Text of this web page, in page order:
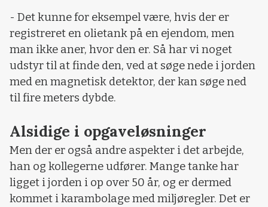
- Det kunne for eksempel være, hvis der er
registreret en olietank på en ejendom, men
man ikke aner, hvor den er. Så har vi noget
udstyr til at finde den, ved at søge nede i jorden
med en magnetisk detektor, der kan søge ned
til fire meters dybde.
Alsidige i opgaveløsninger
Men der er også andre aspekter i det arbejde,
han og kollegerne udfører. Mange tanke har
ligget i jorden i op over 50 år, og er dermed
kommet i karambolage med miljøregler. Det er